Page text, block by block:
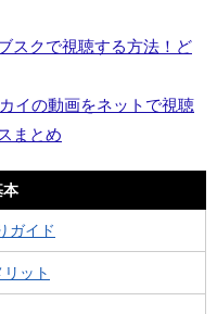
スクで視聴する方法！ど
イの動画をネットで視聴
まとめ
本
ガイド
ット